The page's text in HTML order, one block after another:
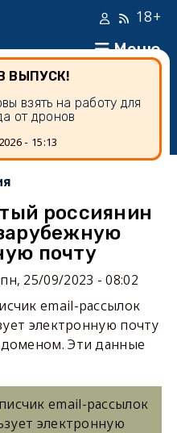
Меню
18+
ВЫПУСК!
взять на работу для
от дронов
- 15:13
россиянин
почту
пн, 25/09/2023 - 08:02
email-рассылок
электронную почту
Эти данные
email-рассылок
электронную